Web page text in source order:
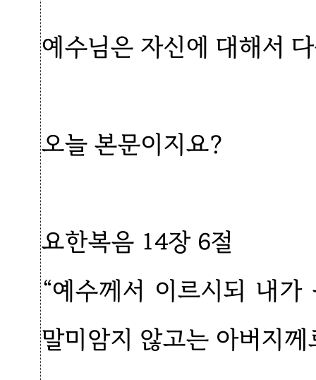
예수님은 자신에 대해서
오늘 본문이지요?
요한복음 14장 6절
“예수께서 이르시되 내
말미암지 않고는 아버지